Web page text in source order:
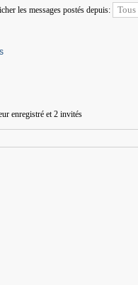
les messages postés depuis:
enregistré et 2 invités